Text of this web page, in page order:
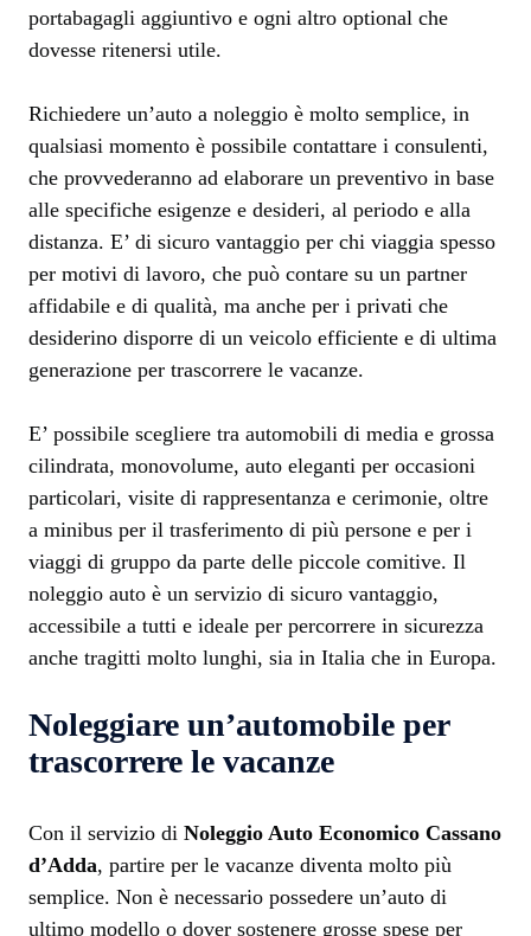
portabagagli aggiuntivo e ogni altro optional che
dovesse ritenersi utile.
Richiedere un’auto a noleggio è molto semplice, in
qualsiasi momento è possibile contattare i consulenti,
che provvederanno ad elaborare un preventivo in base
alle specifiche esigenze e desideri, al periodo e alla
distanza. E’ di sicuro vantaggio per chi viaggia spesso
per motivi di lavoro, che può contare su un partner
affidabile e di qualità, ma anche per i privati che
desiderino disporre di un veicolo efficiente e di ultima
generazione per trascorrere le vacanze.
E’ possibile scegliere tra automobili di media e grossa
cilindrata, monovolume, auto eleganti per occasioni
particolari, visite di rappresentanza e cerimonie, oltre
a minibus per il trasferimento di più persone e per i
viaggi di gruppo da parte delle piccole comitive. Il
noleggio auto è un servizio di sicuro vantaggio,
accessibile a tutti e ideale per percorrere in sicurezza
anche tragitti molto lunghi, sia in Italia che in Europa.
Noleggiare un’automobile per
trascorrere le vacanze
Con il servizio di Noleggio Auto Economico Cassano
d’Adda, partire per le vacanze diventa molto più
semplice. Non è necessario possedere un’auto di
ultimo modello o dover sostenere grosse spese per